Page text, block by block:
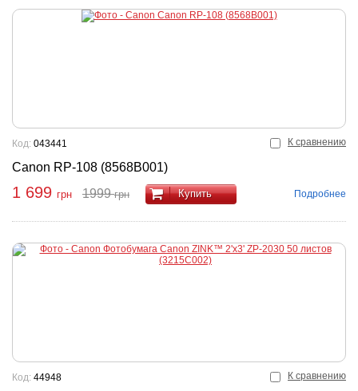
К сравнению
Canon RP-108 (8568B001)
Код: 043441
1 699 грн 1999грн Купить Подробнее
К сравнению
Код: 44948